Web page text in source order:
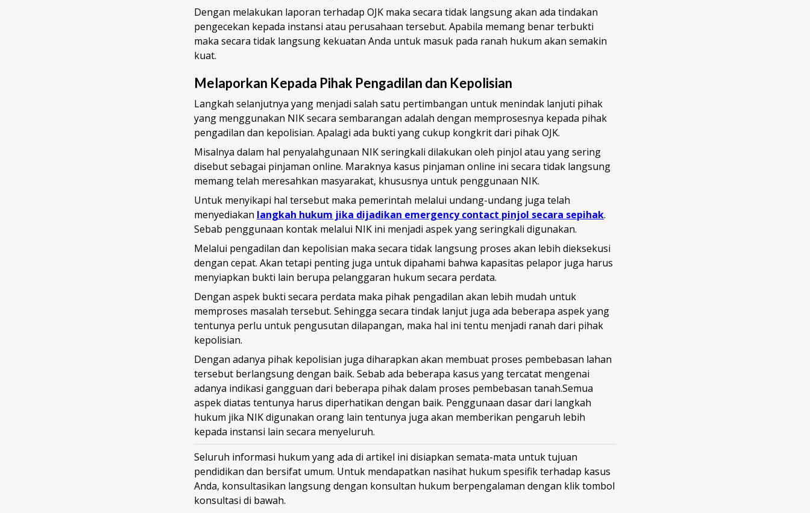
Dengan melakukan laporan terhadap OJK maka secara tidak langsung akan ada tindakan
pengecekan kepada instansi atau perusahaan tersebut. Apabila memang benar terbukti
maka secara tidak langsung kekuatan Anda untuk masuk pada ranah hukum akan semakin
kuat.
Melaporkan Kepada Pihak Pengadilan dan Kepolisian
Langkah selanjutnya yang menjadi salah satu pertimbangan untuk menindak lanjuti pihak
yang menggunakan NIK secara sembarangan adalah dengan memprosesnya kepada pihak
pengadilan dan kepolisian. Apalagi ada bukti yang cukup kongkrit dari pihak OJK.
Misalnya dalam hal penyalahgunaan NIK seringkali dilakukan oleh pinjol atau yang sering
disebut sebagai pinjaman online. Maraknya kasus pinjaman online ini secara tidak langsung
memang telah meresahkan masyarakat, khususnya untuk penggunaan NIK.
Untuk menyikapi hal tersebut maka pemerintah melalui undang-undang juga telah
menyediakan langkah hukum jika dijadikan emergency contact pinjol secara sepihak.
Sebab penggunaan kontak melalui NIK ini menjadi aspek yang seringkali digunakan.
Melalui pengadilan dan kepolisian maka secara tidak langsung proses akan lebih dieksekusi
dengan cepat. Akan tetapi penting juga untuk dipahami bahwa kapasitas pelapor juga harus
menyiapkan bukti lain berupa pelanggaran hukum secara perdata.
Dengan aspek bukti secara perdata maka pihak pengadilan akan lebih mudah untuk
memproses masalah tersebut. Sehingga secara tindak lanjut juga ada beberapa aspek yang
tentunya perlu untuk pengusutan dilapangan, maka hal ini tentu menjadi ranah dari pihak
kepolisian.
Dengan adanya pihak kepolisian juga diharapkan akan membuat proses pembebasan lahan
tersebut berlangsung dengan baik. Sebab ada beberapa kasus yang tercatat mengenai
adanya indikasi gangguan dari beberapa pihak dalam proses pembebasan tanah.Semua
aspek diatas tentunya harus diperhatikan dengan baik. Penggunaan dasar dari langkah
hukum jika NIK digunakan orang lain tentunya juga akan memberikan pengaruh lebih
kepada instansi lain secara menyeluruh.
Seluruh informasi hukum yang ada di artikel ini disiapkan semata-mata untuk tujuan
pendidikan dan bersifat umum. Untuk mendapatkan nasihat hukum spesifik terhadap kasus
Anda, konsultasikan langsung dengan konsultan hukum berpengalaman dengan klik tombol
konsultasi di bawah.